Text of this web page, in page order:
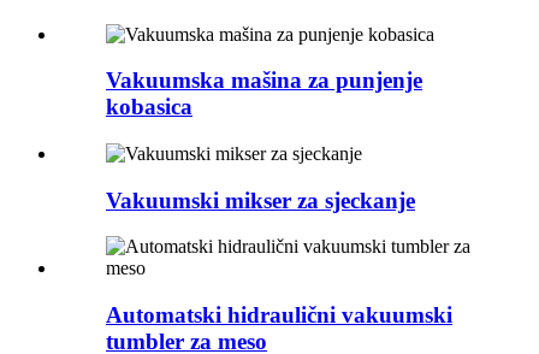
Vakuumska mašina za punjenje
kobasica
Vakuumski mikser za sjeckanje
Automatski hidraulični vakuumski
tumbler za meso